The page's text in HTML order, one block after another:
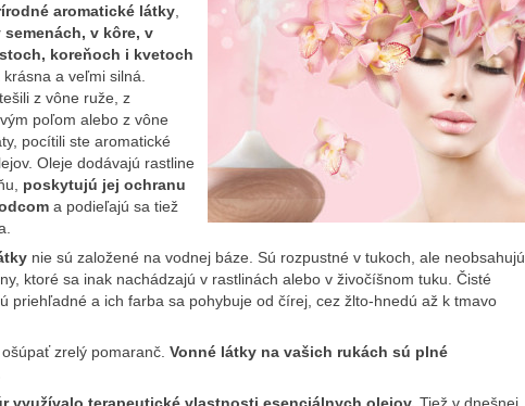
aromatické látky
semenách, v kôre, v
koreňoch i kvetoch
a veľmi silná.
z vône ruže, z
poľom alebo z vône
pocítili ste aromatické
Oleje dodávajú rastline
poskytujú jej ochranu
a podieľajú sa tiež
nie sú založené na vodnej báze. Sú rozpustné v tukoch, ale neobsahujú
ktoré sa inak nachádzajú v rastlinách alebo v živočíšnom tuku. Čisté
priehľadné a ich farba sa pohybuje od čírej, cez žlto-hnedú až k tmavo
zrelý pomaranč. Vonné látky na vašich rukách sú plné